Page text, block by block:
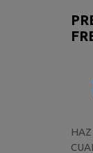
HAZ